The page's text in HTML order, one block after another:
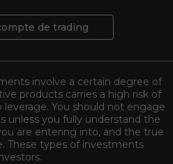
de trading
involve a certain degree of
products carries a high risk of
You should not engage
unless you fully understand the
are entering into, and the true
These types of investments